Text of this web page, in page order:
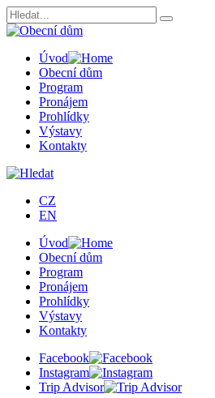
Úvod
Obecní dům
Program
Pronájem
Prohlídky
Výstavy
Kontakty
CZ
EN
Úvod
Obecní dům
Program
Pronájem
Prohlídky
Výstavy
Kontakty
Facebook
Instagram
Trip Advisor